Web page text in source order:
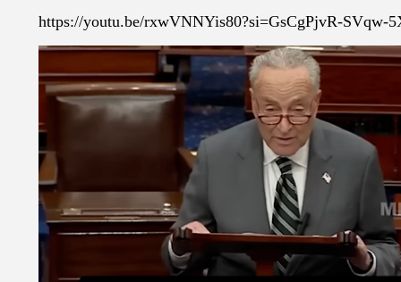
https://youtu.be/rxwVNNYis80?si=GsCgPjvR-SVqw-